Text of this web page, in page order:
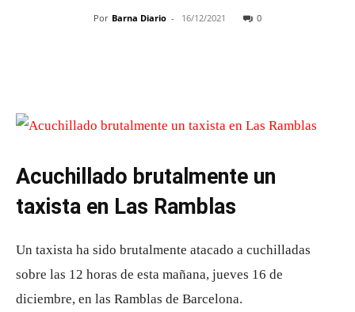
Por Barna Diario - 16/12/2021 0
Acuchillado brutalmente un
taxista en Las Ramblas
Un taxista ha sido brutalmente atacado a cuchilladas
sobre las 12 horas de esta mañana, jueves 16 de
diciembre, en las Ramblas de Barcelona.